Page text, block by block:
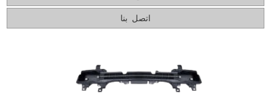
اتصل بنا